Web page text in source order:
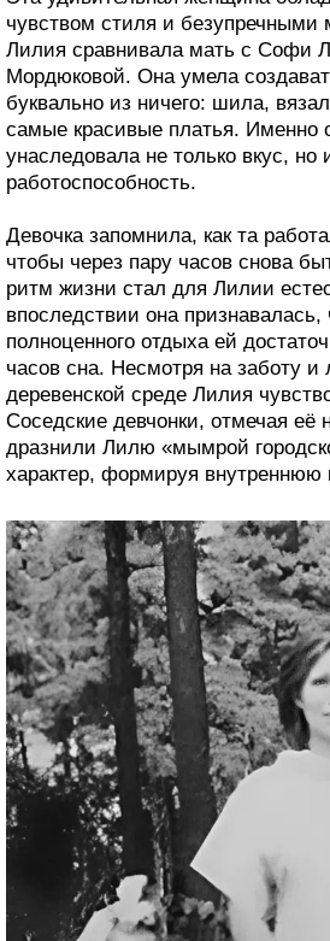
чувством стиля и
Лилия сравнивала мать с Софи
Мордюковой. Она умела
буквально из ничего: шила,
самые красивые платья. Именно
унаследовала не только вкус,
работоспособность.
Девочка запомнила, как та
чтобы через пару часов снова
ритм жизни стал для Лилии
впоследствии она признавалась,
полноценного отдыха ей
часов сна. Несмотря на заботу и
деревенской среде Лилия
Соседские девчонки, отмечая её
дразнили Лилю «мымрой
характер, формируя внутреннюю